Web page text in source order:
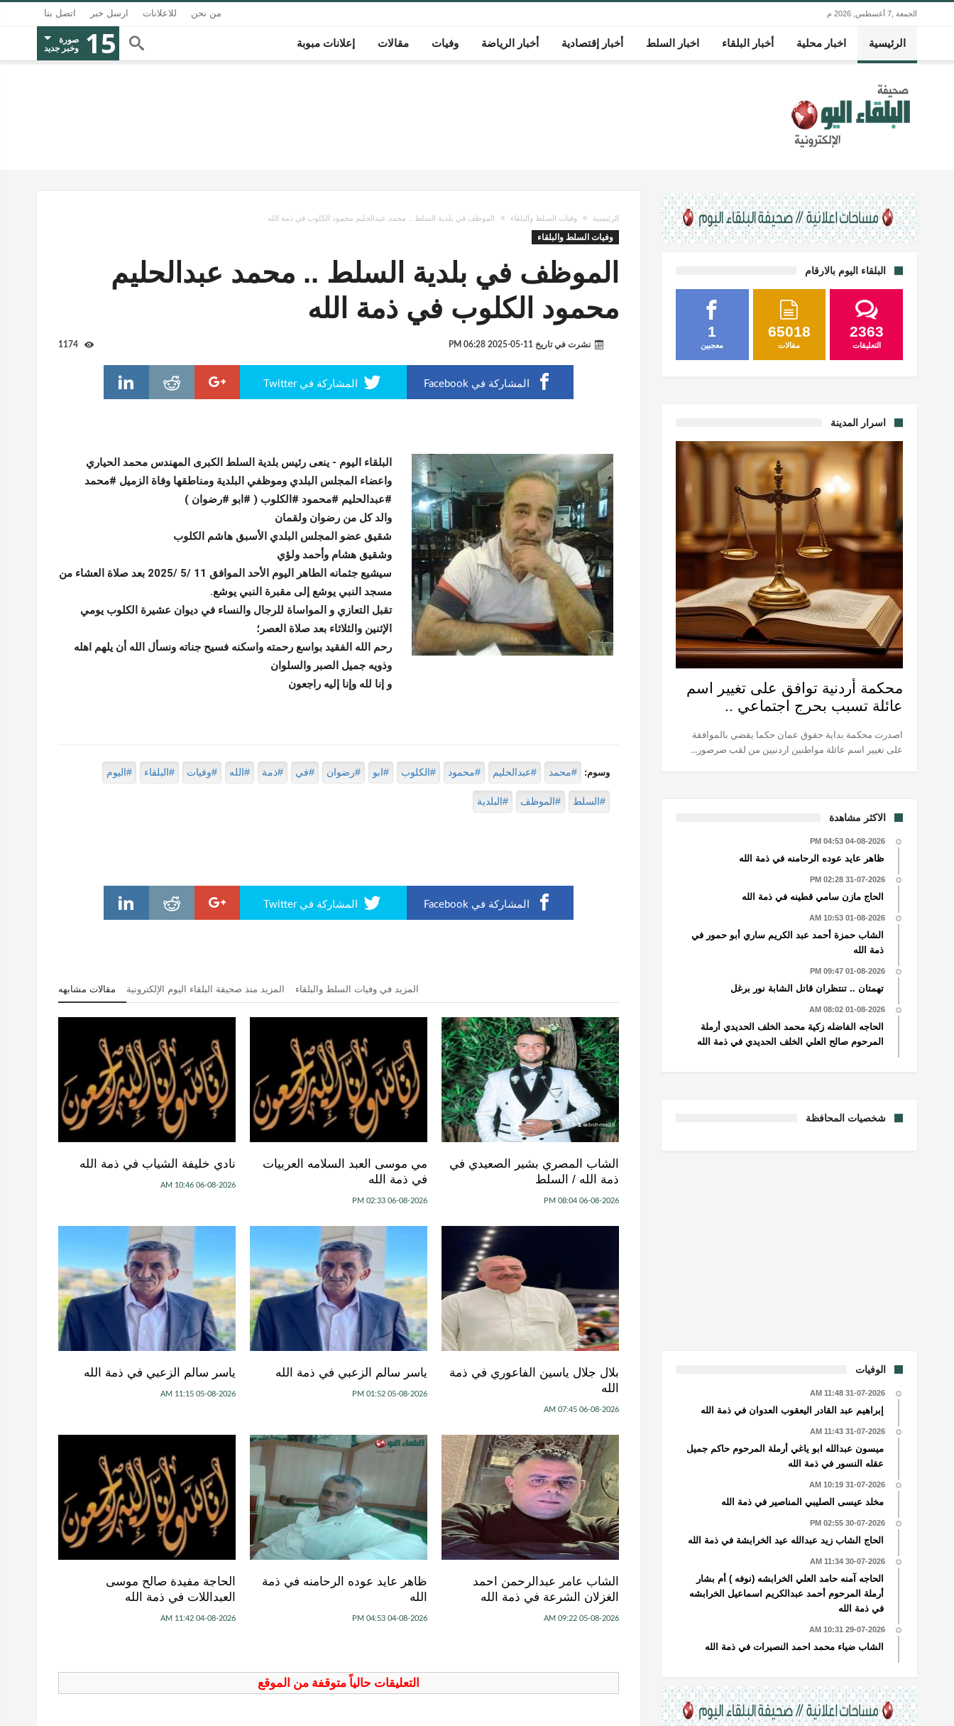
الجمعة ,7 أغسطس, 2026 م من نحن للاعلانات ارسل خبر اتصل بنا
الرئيسية اخبار محلية أخبار البلقاء اخبار السلط أخبار إقتصادية أخبار الرياضة وفيات مقالات إعلانات مبوبة 15 صورة
وخبر جديد
الرئيسية وفيات السلط والبلقاء الموظف في بلدية السلط .. محمد عبدالحليم محمود الكلوب في ذمة الله
وفيات السلط والبلقاء
الموظف في بلدية السلط .. محمد عبدالحليم
محمود الكلوب في ذمة الله
نشرت في تاريخ 11-05-2025 06:28 PM
المشاركة في Facebook المشاركة في Twitter
البلقاء اليوم - ينعى رئيس بلدية السلط الكبرى المهندس محمد الحياري
واعضاء المجلس البلدي وموظفي البلدية ومناطقها وفاة الزميل #محمد
#عبدالحليم #محمود #الكلوب ( #ابو #رضوان )
والد كل من رضوان ولقمان
شقيق عضو المجلس البلدي الأسبق هاشم الكلوب
وشقيق هشام وأحمد ولؤي
سيشيع جثمانه الطاهر اليوم الأحد الموافق 11 /5 /2025 بعد صلاة العشاء من
مسجد النبي يوشع إلى مقبرة النبي يوشع.
تقبل التعازي و المواساة للرجال والنساء في ديوان عشيرة الكلوب يومي
الإثنين والثلاثاء بعد صلاة العصر؛
رحم الله الفقيد بواسع رحمته واسكنه فسيح جناته ونسأل الله أن يلهم اهله
وذويه جميل الصبر والسلوان
و إنا لله وإنا إليه راجعون
وسوم: #محمد #عبدالحليم #محمود #الكلوب #ابو #رضوان #في #ذمة #الله #وفيات #البلقاء #اليوم
#السلط #الموظف #البلدية
المشاركة في Facebook المشاركة في Twitter
مقالات مشابهه المزيد منذ صحيفة البلقاء اليوم الإلكترونية المزيد في وفيات السلط والبلقاء
الشاب المصري بشير الصعيدي في
ذمة الله / السلط
06-08-2026 08:04 PM
مي موسى العبد السلامه العربيات
في ذمة الله
06-08-2026 02:33 PM
نادي خليفة الشياب في ذمة الله
06-08-2026 10:46 AM
بلال جلال ياسين الفاعوري في ذمة
الله
06-08-2026 07:45 AM
ياسر سالم الزعبي في ذمة الله
05-08-2026 01:52 PM
ياسر سالم الزعبي في ذمة الله
05-08-2026 11:15 AM
الشاب عامر عبدالرحمن احمد
الغزلان الشرعة في ذمة الله
05-08-2026 09:22 AM
ظاهر عايد عوده الرحامنه في ذمة
الله
04-08-2026 04:53 PM
الحاجة مفيدة صالح موسى
العبداللات في ذمة الله
04-08-2026 11:42 AM
التعليقات حالياً متوقفة من الموقع
البلقاء اليوم بالارقام
1
معجبين
65018
مقالات
2363
التعليقات
اسرار المدينة
محكمة أردنية توافق على تغيير اسم
عائلة تسبب بحرج اجتماعي ..
اصدرت محكمة بداية حقوق عمان حكما يقضي بالموافقة
على تغيير اسم عائلة مواطنين اردنيين من لقب صرصور...
الاكثر مشاهدة
04-08-2026 04:53 PM
ظاهر عايد عوده الرحامنه في ذمة الله
31-07-2026 02:28 PM
الحاج مازن سامي قطينه في ذمة الله
01-08-2026 10:53 AM
الشاب حمزة أحمد عبد الكريم ساري أبو حمور في
ذمة الله
01-08-2026 09:47 PM
تهمتان .. تنتظران قاتل الشابة نور برغل
01-08-2026 08:02 AM
الحاجه الفاضله زكية محمد الخلف الحديدي أرملة
المرحوم صالح العلي الخلف الحديدي في ذمة الله
شخصيات المحافظة
الوفيات
31-07-2026 11:48 AM
إبراهيم عبد القادر اليعقوب العدوان في ذمة الله
31-07-2026 11:43 AM
ميسون عبدالله ابو ياغي أرملة المرحوم حاكم جميل
عقله النسور في ذمة الله
31-07-2026 10:19 AM
مخلد عيسى الصليبي المناصير في ذمة الله
30-07-2026 02:55 PM
الحاج الشاب زيد عبدالله عيد الخرابشة في ذمة الله
30-07-2026 11:34 AM
الحاجه آمنه حامد العلي الخرابشه (نوفه ) أم بشار
أرملة المرحوم أحمد عبدالكريم اسماعيل الخرابشه
في ذمة الله
29-07-2026 10:31 AM
الشاب ضياء محمد احمد النصيرات في ذمة الله